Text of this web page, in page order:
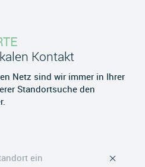
Kontakt
Netz sind wir immer in Ihrer
Standortsuche den